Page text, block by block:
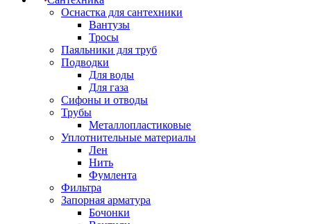
Оснастка для сантехники
Вантузы
Тросы
Паяльники для труб
Подводки
Для воды
Для газа
Сифоны и отводы
Трубы
Металлопластиковые
Уплотнительные материалы
Лен
Нить
Фумлента
Фильтра
Запорная арматура
Бочонки